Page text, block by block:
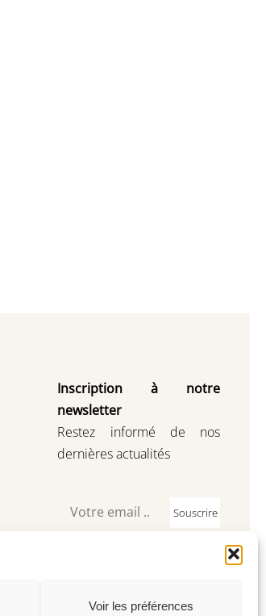
Voir les préférences
Inscription à notre
newsletter
Restez informé de nos
dernières actualités
Souscrire